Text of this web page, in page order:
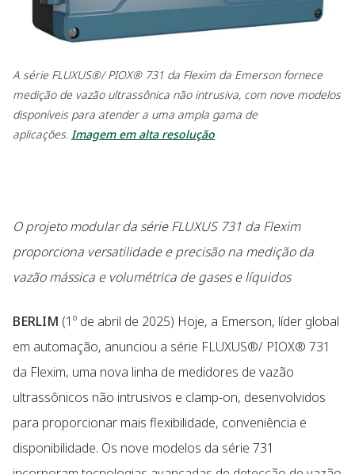
A série FLUXUS®/ PIOX® 731 da Flexim da Emerson fornece
medição de vazão ultrassônica não intrusiva, com nove modelos
disponíveis para atender a uma ampla gama de
aplicações. Imagem em alta resolução
O projeto modular da série FLUXUS 731 da Flexim
proporciona versatilidade e precisão na medição da
vazão mássica e volumétrica de gases e líquidos
BERLIM (1º de abril de 2025) Hoje, a Emerson, líder global
em automação, anunciou a série FLUXUS®/ PIOX® 731
da Flexim, uma nova linha de medidores de vazão
ultrassônicos não intrusivos e clamp-on, desenvolvidos
para proporcionar mais flexibilidade, conveniência e
disponibilidade. Os nove modelos da série 731